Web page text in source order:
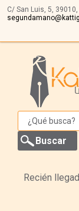
C/ San Luis, 5, 39010,
Recién